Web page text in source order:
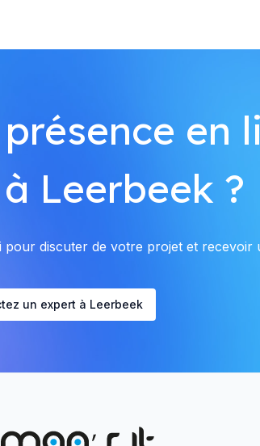
en
Leerbeek ?
discuter de votre projet et recevoir
un expert à Leerbeek